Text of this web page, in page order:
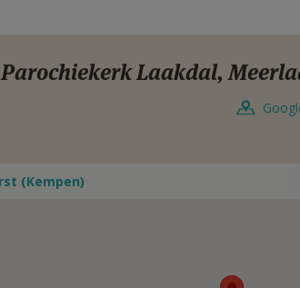
Laakdal,
(Kempen)